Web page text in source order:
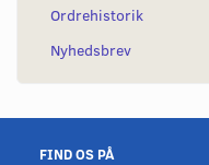
Ordrehistorik
Nyhedsbrev
FIND OS PÅ